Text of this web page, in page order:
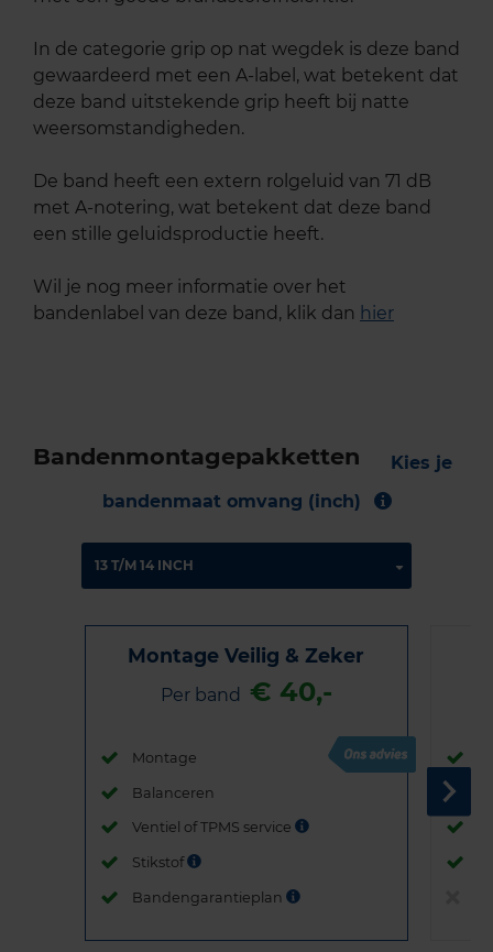
In de categorie grip op nat wegdek is deze band
gewaardeerd met een A-label, wat betekent dat
deze band uitstekende grip heeft bij natte
weersomstandigheden.
De band heeft een extern rolgeluid van 71 dB
met A-notering, wat betekent dat deze band
een stille geluidsproductie heeft.
Wil je nog meer informatie over het
bandenlabel van deze band, klik dan hier
Bandenmontagepakketten
Kies je
bandenmaat omvang (inch)
Montage Veilig & Zeker
Per band € 40,-
Montage
Balanceren
Ventiel of TPMS service
Stikstof
Bandengarantieplan